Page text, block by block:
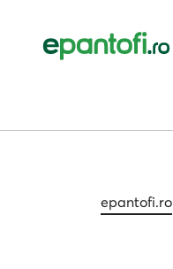
epantofi.ro